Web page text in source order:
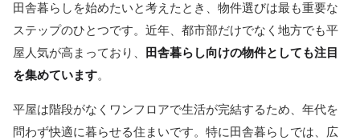
田舎暮らしを始めたいと考えたとき、物件選びは最も重要な
ステップのひとつです。近年、都市部だけでなく地方でも平
屋人気が高まっており、
田舎暮らし向けの物件としても注目
を集めています。
平屋は階段がなくワンフロアで生活が完結するため、年代を
問わず快適に暮らせる住まいです。特に田舎暮らしでは、広